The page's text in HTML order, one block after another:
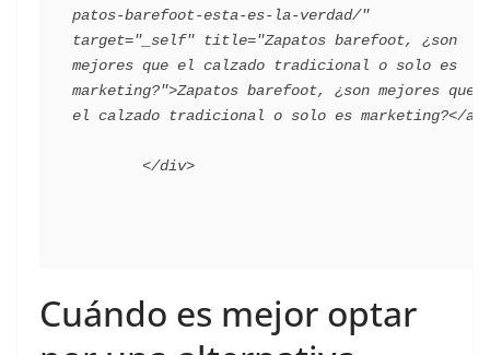
patos-barefoot-esta-es-la-verdad/"
target="_self" title="Zapatos barefoot, ¿son
mejores que el calzado tradicional o solo es
marketing?">Zapatos barefoot, ¿son mejores que
el calzado tradicional o solo es marketing?</a>
Cuándo es mejor optar